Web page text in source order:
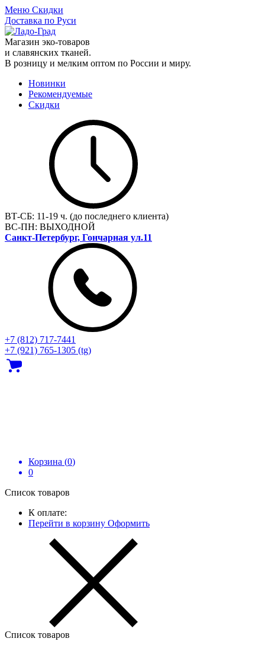
Меню Скидки
Доставка по Руси
Магазин эко-товаров
и славянских тканей.
В розницу и мелким оптом по России и миру.
Новинки
Рекомендуемые
Скидки
ВТ-СБ: 11-19 ч. (до последнего клиента)
ВС-ПН: ВЫХОДНОЙ
Санкт-Петербург, Гончарная ул.11
+7 (812) 717‑7441
+7 (921) 765-1305 (tg)
Корзина (0)
0
Список товаров
К оплате:
Перейти в корзину Оформить
Список товаров